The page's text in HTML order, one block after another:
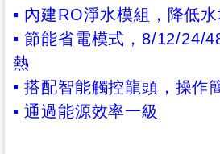
▪ 內建RO淨水模組，降低
▪ 節能省電模式，8/12/24/
熱
▪ 搭配智能觸控龍頭，操作
▪ 通過能源效率一級